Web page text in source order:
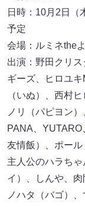
日時：10月2日（
予定
会場：ルミネthe
出演：野田クリ
ギーズ、ヒロユ
（いぬ）、西村
ノリ（パピヨン
PANA、
友情飯）、ポール
主人公のハラち
イ）、しんや、
ノハタ（バゴ）